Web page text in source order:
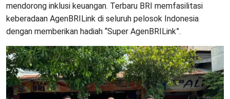
mendorong inklusi keuangan. Terbaru BRI memfasilitasi
keberadaan AgenBRILink di seluruh pelosok Indonesia
dengan memberikan hadiah “Super AgenBRILink”.